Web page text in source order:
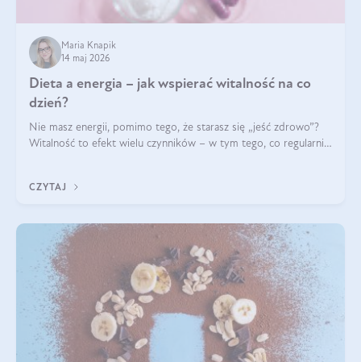
Maria Knapik
14 maj 2026
Dieta a energia – jak wspierać witalność na co
dzień?
Nie masz energii, pomimo tego, że starasz się „jeść zdrowo”?
Witalność to efekt wielu czynników – w tym tego, co regularnie
CZYTAJ